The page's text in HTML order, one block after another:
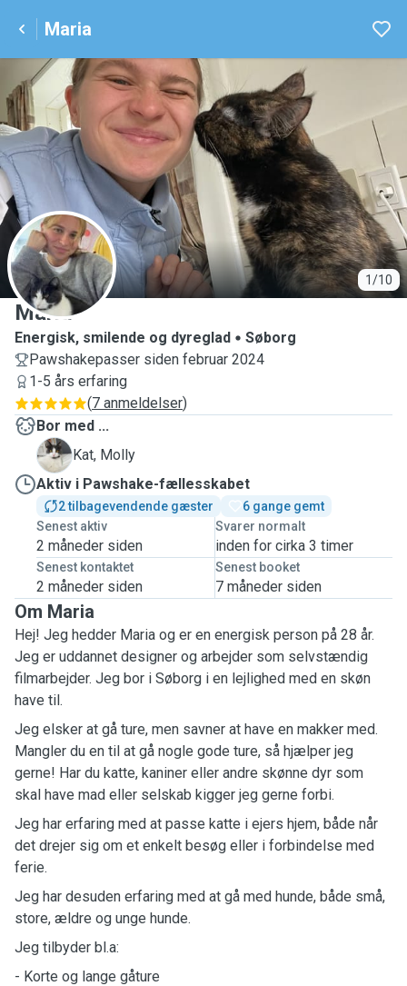
Maria
1/10
M
Maria
Energisk, smilende og dyreglad
Søborg
Pawshakepasser siden februar 2024
1-5 års erfaring
(7 anmeldelser)
Bor med ...
M
Kat, Molly
Aktiv i Pawshake-fællesskabet
2 tilbagevendende gæster
6 gange gemt
Senest aktiv
2 måneder siden
Svarer normalt
inden for cirka 3 timer
Senest kontaktet
2 måneder siden
Senest booket
7 måneder siden
Om Maria
Hej! Jeg hedder Maria og er en energisk person på 28 år.
Jeg er uddannet designer og arbejder som selvstændig
filmarbejder. Jeg bor i Søborg i en lejlighed med en skøn
have til.
Jeg elsker at gå ture, men savner at have en makker med.
Mangler du en til at gå nogle gode ture, så hjælper jeg
gerne! Har du katte, kaniner eller andre skønne dyr som
skal have mad eller selskab kigger jeg gerne forbi.
Jeg har erfaring med at passe katte i ejers hjem, både når
det drejer sig om et enkelt besøg eller i forbindelse med
ferie.
Jeg har desuden erfaring med at gå med hunde, både små,
store, ældre og unge hunde.
Jeg tilbyder bl.a:
- Korte og lange gåture